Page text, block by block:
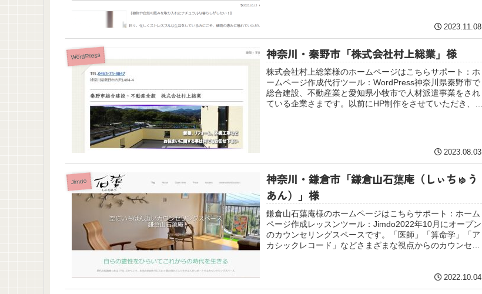
2023.11.08
WordPress 神奈川・秦野市「株式会社村上総業」様
株式会社村上総業様のホームページはこちらサポート：ホ
ームページ作成代行ツール：WordPress神奈川県秦野市で
総合建設、不動産業と愛知県小牧市で人材派遣事業をされ
ている企業さまです。以前にHP制作をさせていただき、今
2023.08.03
Jimdo
神奈川・鎌倉市「鎌倉山石蕖庵（しぃちゅう
あん）」様
鎌倉山石蕖庵様のホームページはこちらサポート：ホーム
ページ作成レッスンツール：Jimdo2022年10月にオープン
のカウンセリングスペースです。「医師」「算命学」「ア
カシックレコード」などさまざまな視点からのカウンセリ
2022.10.04